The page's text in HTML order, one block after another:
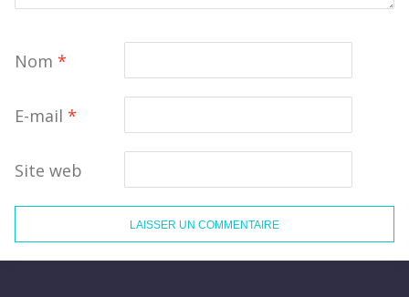
Nom *
E-mail *
Site web